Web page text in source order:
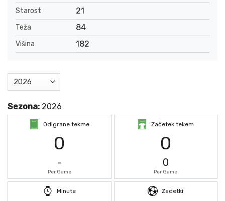
Starost 21
Teža 84
Višina 182
Sezona: 2026
Odigrane tekme
0
-
Per Game
Začetek tekem
0
0
Per Game
Minute Zadetki